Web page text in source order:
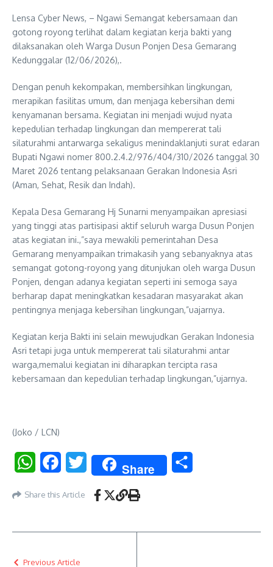
Lensa Cyber News, – Ngawi Semangat kebersamaan dan
gotong royong terlihat dalam kegiatan kerja bakti yang
dilaksanakan oleh Warga Dusun Ponjen Desa Gemarang
Kedunggalar (12/06/2026),.
Dengan penuh kekompakan, membersihkan lingkungan,
merapikan fasilitas umum, dan menjaga kebersihan demi
kenyamanan bersama. Kegiatan ini menjadi wujud nyata
kepedulian terhadap lingkungan dan mempererat tali
silaturahmi antarwarga sekaligus menindaklanjuti surat edaran
Bupati Ngawi nomer 800.2.4.2/976/404/310/2026 tanggal 30
Maret 2026 tentang pelaksanaan Gerakan Indonesia Asri
(Aman, Sehat, Resik dan Indah).
Kepala Desa Gemarang Hj Sunarni menyampaikan apresiasi
yang tinggi atas partisipasi aktif seluruh warga Dusun Ponjen
atas kegiatan ini.,”saya mewakili pemerintahan Desa
Gemarang menyampaikan trimakasih yang sebanyaknya atas
semangat gotong-royong yang ditunjukan oleh warga Dusun
Ponjen, dengan adanya kegiatan seperti ini semoga saya
berharap dapat meningkatkan kesadaran masyarakat akan
pentingnya menjaga kebersihan lingkungan,”uajarnya.
Kegiatan kerja Bakti ini selain mewujudkan Gerakan Indonesia
Asri tetapi juga untuk mempererat tali silaturahmi antar
warga,memalui kegiatan ini diharapkan tercipta rasa
kebersamaan dan kepedulian terhadap lingkungan,”ujarnya.
(Joko / LCN)
WhatsAppFacebookTwitter Share
Share this Article
Previous Article